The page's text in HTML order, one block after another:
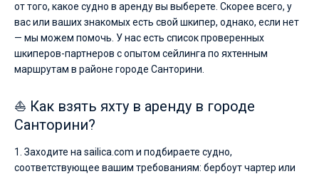
от того, какое судно в аренду вы выберете. Скорее всего, у
вас или ваших знакомых есть свой шкипер, однако, если нет
— мы можем помочь. У нас есть список проверенных
шкиперов-партнеров с опытом сейлинга по яхтенным
маршрутам в районе городе Санторини.
⛵ Как взять яхту в аренду в городе
Санторини?
1. Заходите на sailica.com и подбираете судно,
соответствующее вашим требованиям: бербоут чартер или